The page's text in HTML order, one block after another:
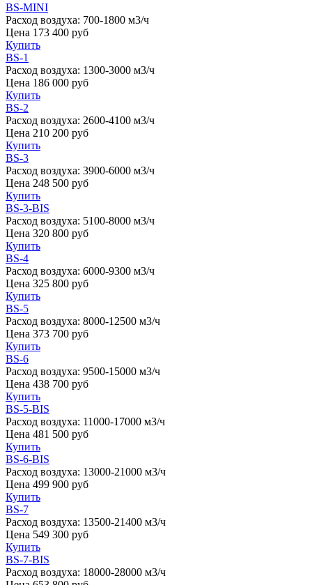
BS-MINI
Расход воздуха: 700-1800 м3/ч
Цена 173 400 руб
Купить
BS-1
Расход воздуха: 1300-3000 м3/ч
Цена 186 000 руб
Купить
BS-2
Расход воздуха: 2600-4100 м3/ч
Цена 210 200 руб
Купить
BS-3
Расход воздуха: 3900-6000 м3/ч
Цена 248 500 руб
Купить
BS-3-BIS
Расход воздуха: 5100-8000 м3/ч
Цена 320 800 руб
Купить
BS-4
Расход воздуха: 6000-9300 м3/ч
Цена 325 800 руб
Купить
BS-5
Расход воздуха: 8000-12500 м3/ч
Цена 373 700 руб
Купить
BS-6
Расход воздуха: 9500-15000 м3/ч
Цена 438 700 руб
Купить
BS-5-BIS
Расход воздуха: 11000-17000 м3/ч
Цена 481 500 руб
Купить
BS-6-BIS
Расход воздуха: 13000-21000 м3/ч
Цена 499 900 руб
Купить
BS-7
Расход воздуха: 13500-21400 м3/ч
Цена 549 300 руб
Купить
BS-7-BIS
Расход воздуха: 18000-28000 м3/ч